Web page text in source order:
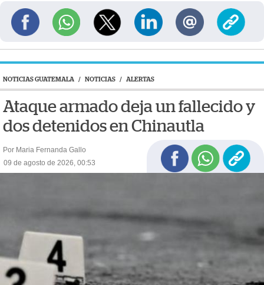
NOTICIAS GUATEMALA / NOTICIAS / ALERTAS
Ataque armado deja un fallecido y
dos detenidos en Chinautla
Por Maria Fernanda Gallo
09 de agosto de 2026, 00:53